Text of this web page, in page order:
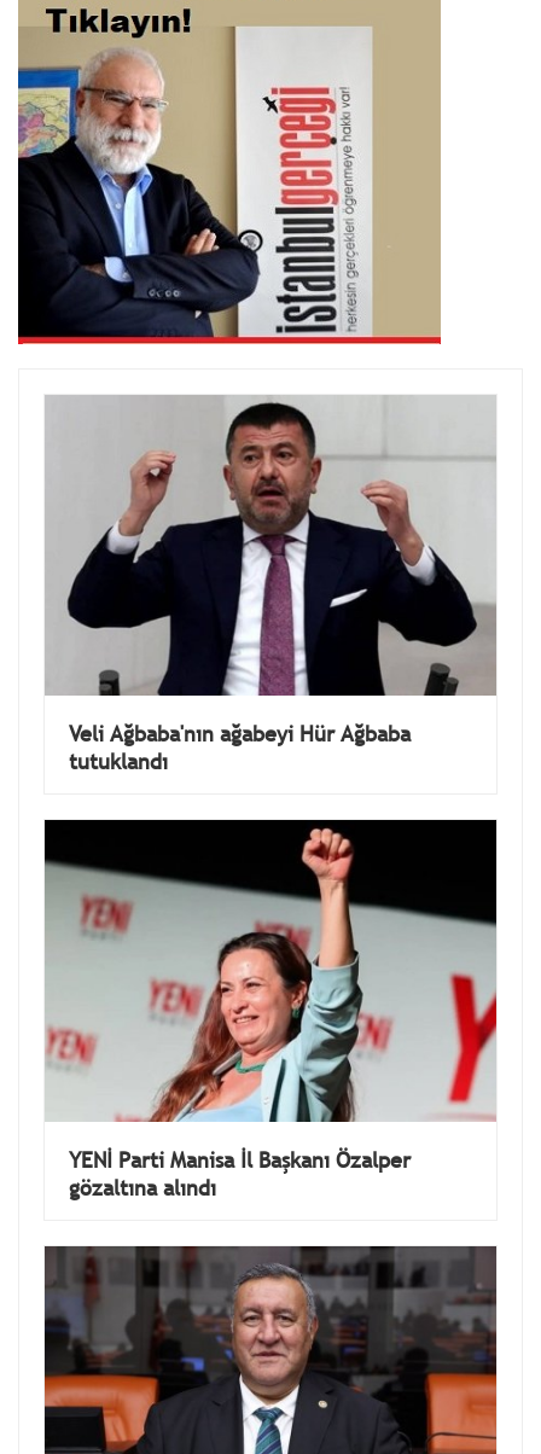
Veli Ağbaba'nın ağabeyi Hür Ağbaba
tutuklandı
YENİ Parti Manisa İl Başkanı Özalper
gözaltına alındı